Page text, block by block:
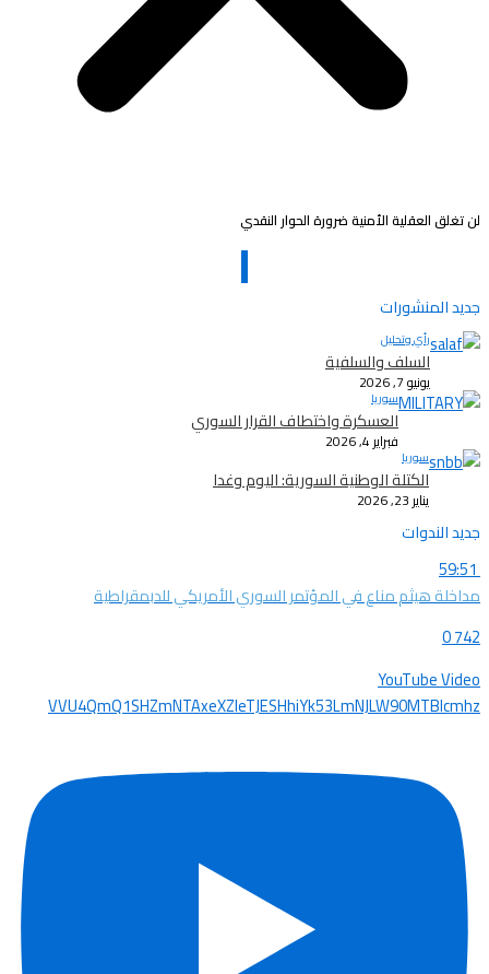
لن تغلق العقلية الأمنية ضرورة الحوار النقدي
جديد المنشورات
رأي وتحليل
السلف والسلفية
يونيو 7, 2026
سوريا
العسكرة واختطاف القرار السوري
فبراير 4, 2026
سوريا
الكتلة الوطنية السورية: اليوم وغدا
يناير 23, 2026
جديد الندوات
59:51
مداخلة هيثم مناع في المؤتمر السوري الأمريكي للدبمقراطية
742
0
YouTube Video
VVU4QmQ1SHZmNTAxeXZleTJESHhiYk53LmNJLW90MTBIcmhz